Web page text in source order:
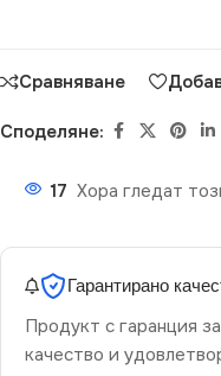
Сравняване
Споделяне:
17 Хора гледат
Гарантирано
Продукт с гаранция за
качество и